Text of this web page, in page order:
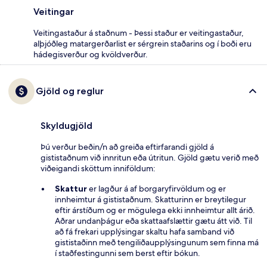
Veitingar
Veitingastaður á staðnum - Þessi staður er veitingastaður,
alþjóðleg matargerðarlist er sérgrein staðarins og í boði eru
hádegisverður og kvöldverður.
Gjöld og reglur
Skyldugjöld
Þú verður beðin/n að greiða eftirfarandi gjöld á
gististaðnum við innritun eða útritun. Gjöld gætu verið með
viðeigandi sköttum inniföldum:
Skatturer lagður á af borgaryfirvöldum og er
innheimtur á gististaðnum. Skatturinn er breytilegur
eftir árstíðum og er mögulega ekki innheimtur allt árið.
Aðrar undanþágur eða skattaafslættir gætu átt við. Til
að fá frekari upplýsingar skaltu hafa samband við
gististaðinn með tengiliðaupplýsingunum sem finna má
í staðfestingunni sem berst eftir bókun.